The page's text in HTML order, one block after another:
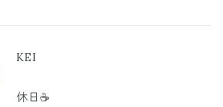
KEI
休日☕️